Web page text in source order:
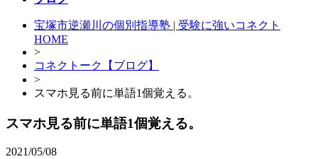
宝塚市逆瀬川の個別指導塾 | 受験に強いコネクト
HOME
>
コネクトーク【ブログ】
>
スマホ見る前に単語1個覚える。
スマホ見る前に単語1個覚える。
2021/05/08